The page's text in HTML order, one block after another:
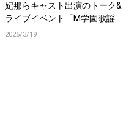
妃那らキャスト出演のトーク&
ライブイベント「M学園歌謡
祭」も開催決定！
2025/3/19